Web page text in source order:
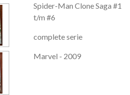
Spider-Man Clone Saga #1
t/m #6
complete serie
Marvel - 2009